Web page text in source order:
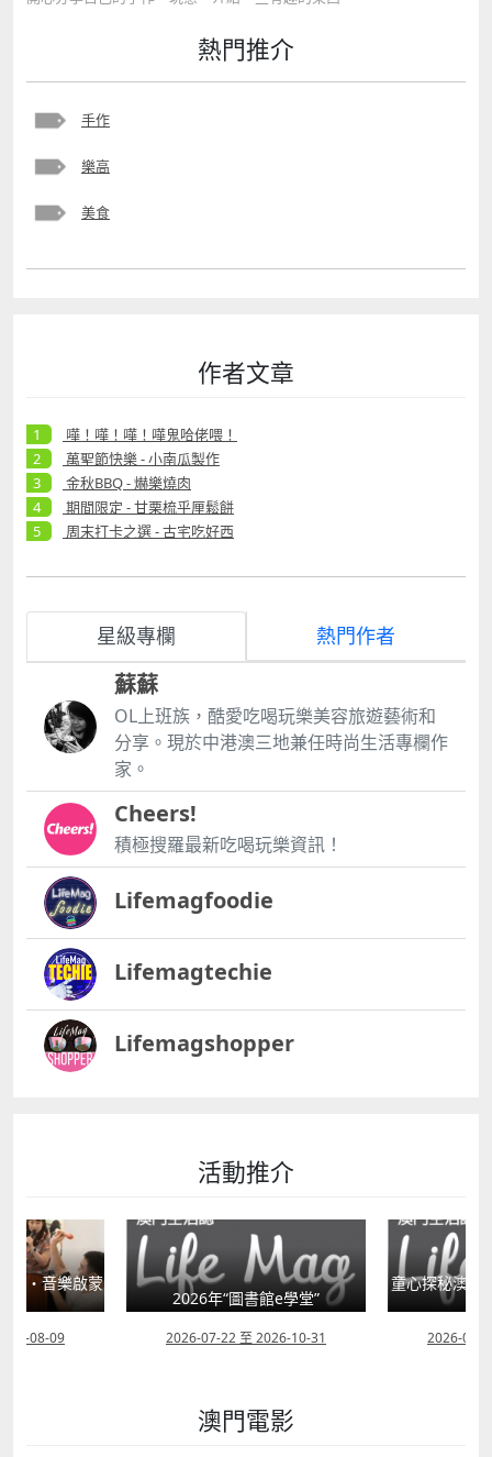
熱門推介
手作
樂高
美食
作者文章
嘩！嘩！嘩！嘩鬼哈佬喂！
萬聖節快樂 - 小南瓜製作
金秋BBQ - 爀樂燒肉
期間限定 - 甘栗梳乎厘鬆餅
周末打卡之選 - 古宅吃好西
星級專欄 熱門作者
蘇蘇
OL上班族，酷愛吃喝玩樂美容旅遊藝術和
分享。現於中港澳三地兼任時尚生活專欄作
家。
Cheers!
積極搜羅最新吃喝玩樂資訊！
Lifemagfoodie
Lifemagtechie
Lifemagshopper
活動推介
e學堂”
10-31
童心探秘澳門的“中國第一”系列──
移動寶籍
2026-07-18 至 2026-08-15
小眼晴
2026-07-
澳門電影